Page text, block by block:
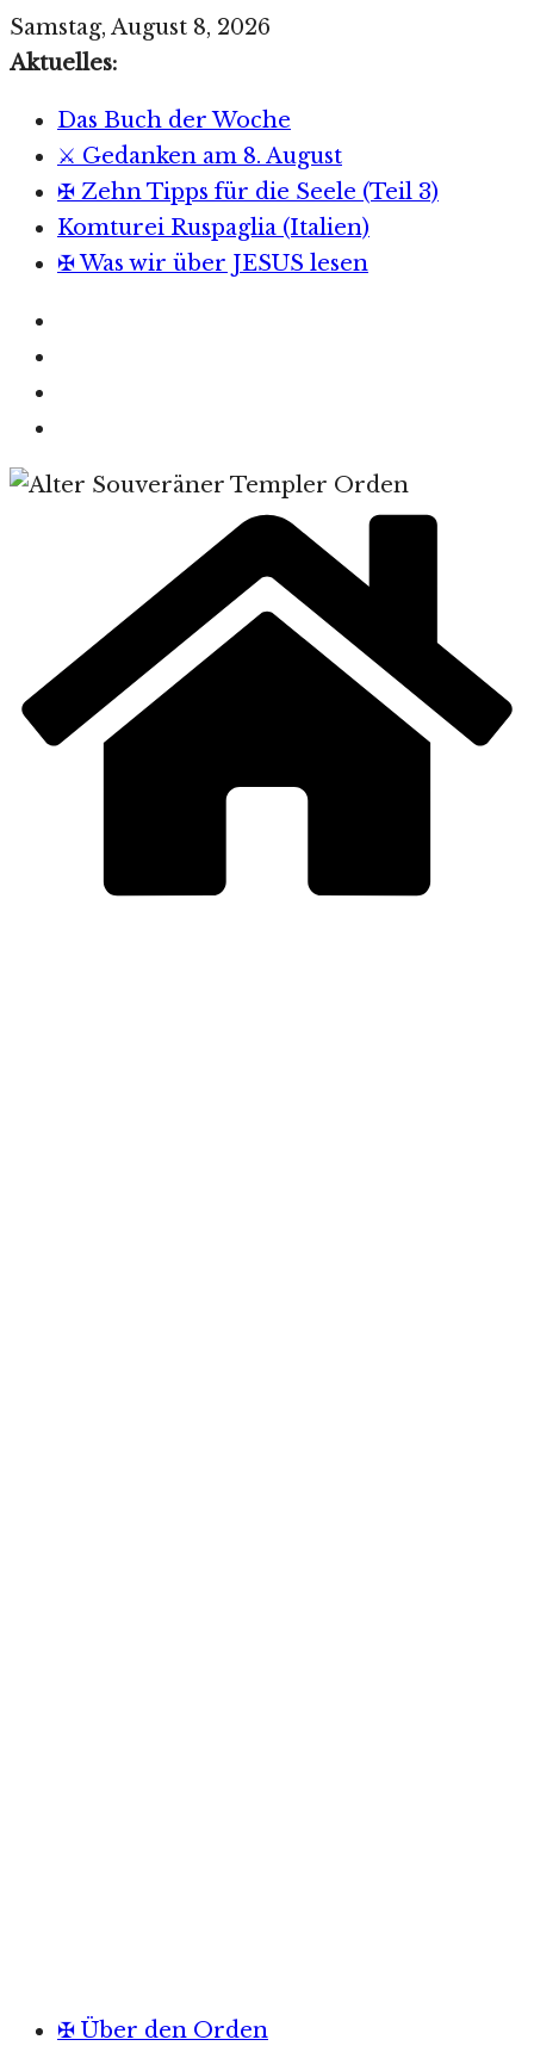
Zum
Inhalt
Samstag, August 8, 2026
Aktuelles:
Das Buch der Woche
⚔️ Gedanken am 8. August
✠ Zehn Tipps für die Seele (Teil 3)
Komturei Ruspaglia (Italien)
✠ Was wir über JESUS lesen
✠ Über den Orden